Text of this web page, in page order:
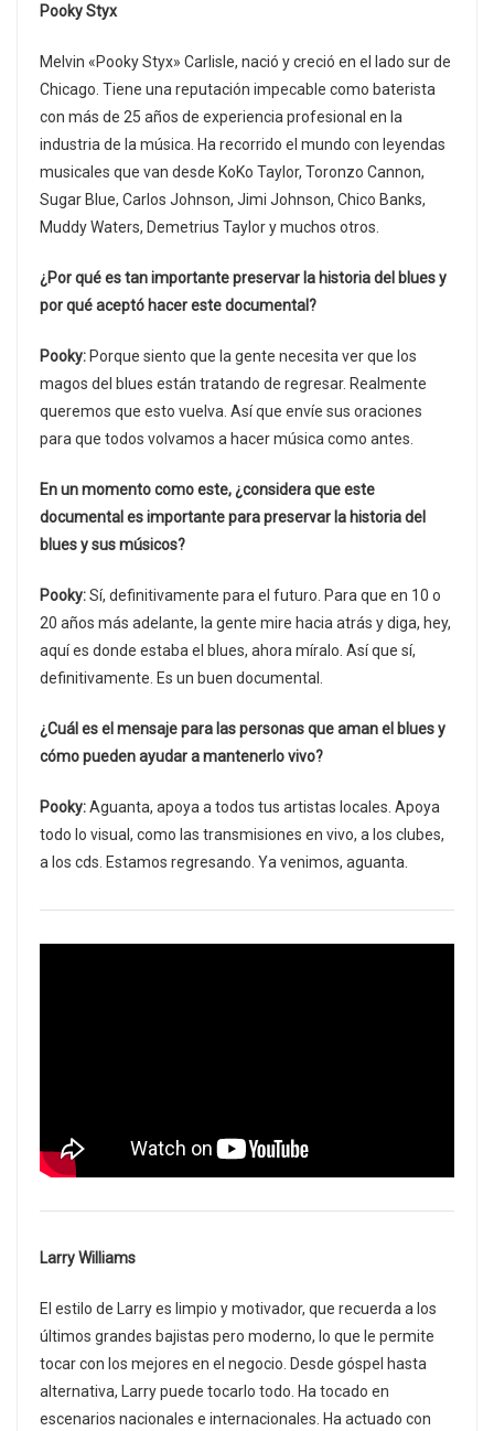
Pooky Styx
Melvin «Pooky Styx» Carlisle, nació y creció en el lado sur de
Chicago. Tiene una reputación impecable como baterista
con más de 25 años de experiencia profesional en la
industria de la música. Ha recorrido el mundo con leyendas
musicales que van desde KoKo Taylor, Toronzo Cannon,
Sugar Blue, Carlos Johnson, Jimi Johnson, Chico Banks,
Muddy Waters, Demetrius Taylor y muchos otros.
¿Por qué es tan importante preservar la historia del blues y
por qué aceptó hacer este documental?
Pooky: Porque siento que la gente necesita ver que los
magos del blues están tratando de regresar. Realmente
queremos que esto vuelva. Así que envíe sus oraciones
para que todos volvamos a hacer música como antes.
En un momento como este, ¿considera que este
documental es importante para preservar la historia del
blues y sus músicos?
Pooky:Sí, definitivamente para el futuro. Para que en 10 o
20 años más adelante, la gente mire hacia atrás y diga, hey,
aquí es donde estaba el blues, ahora míralo. Así que sí,
definitivamente. Es un buen documental.
¿Cuál es el mensaje para las personas que aman el blues y
cómo pueden ayudar a mantenerlo vivo?
Pooky:Aguanta, apoya a todos tus artistas locales. Apoya
todo lo visual, como las transmisiones en vivo, a los clubes,
a los cds. Estamos regresando. Ya venimos, aguanta.
Larry Williams
El estilo de Larry es limpio y motivador, que recuerda a los
últimos grandes bajistas pero moderno, lo que le permite
tocar con los mejores en el negocio. Desde góspel hasta
alternativa, Larry puede tocarlo todo. Ha tocado en
escenarios nacionales e internacionales. Ha actuado con